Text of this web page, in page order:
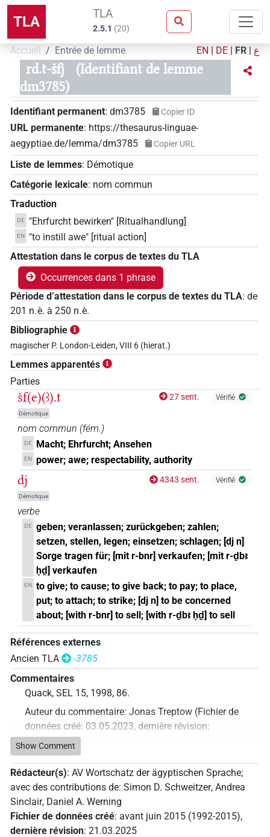
TLA TLA
2.5.1 (20)
Accueil Entrée de lemme EN | DE | FR | ع
rd.t-šfj
(Identifiant de lemme
dm3785)
Identifiant permanent: dm3785 Copier ID
URL permanente: https://thesaurus-linguae-
aegyptiae.de/lemma/dm3785
Copier URL
Liste de lemmes: Démotique
Catégorie lexicale: nom commun
Traduction
DE "Ehrfurcht bewirken" [Ritualhandlung]
EN
"to instill awe" [ritual action]
Attestation dans le corpus de textes du TLA
Occurrences dans 1 phrase
Période d’attestation dans le corpus de textes du TLA: de
201 n. è. à 250 n. è.
Bibliographie
magischer P. London-Leiden, VIII 6 (hierat.)
Lemmes apparentés
Parties
šf(e)(ꜣ).t
Démotique
27 sent. Vérifié
nom commun (fém.)
DE Macht; Ehrfurcht; Ansehen
EN power; awe; respectability, authority
dj
Démotique
4343 sent. Vérifié
verbe
DE geben; veranlassen; zurückgeben; zahlen;
setzen, stellen, legen; einsetzen; schlagen; [dj n]
Sorge tragen für; [mit r-bnr] verkaufen; [mit r-ḏbꜣ
ḥḏ] verkaufen
EN to give; to cause; to give back; to pay; to place,
put; to attach; to strike; [dj n] to be concerned
about; [with r-bnr] to sell; [with r-ḏbꜣ ḥḏ] to sell
Références externes
Ancien TLA
-3785
Commentaires
Quack, SEL 15, 1998, 86.
Auteur du commentaire: Jonas Treptow (Fichier de
données créé: 03.05.2023, dernière révision:
03.05.2023)
Show Comment
Rédacteur(s): AV Wortschatz der ägyptischen Sprache;
avec des contributions de: Simon D. Schweitzer, Andrea
Sinclair, Daniel A. Werning
Fichier de données créé: avant juin 2015 (1992-2015),
dernière révision: 21.03.2025